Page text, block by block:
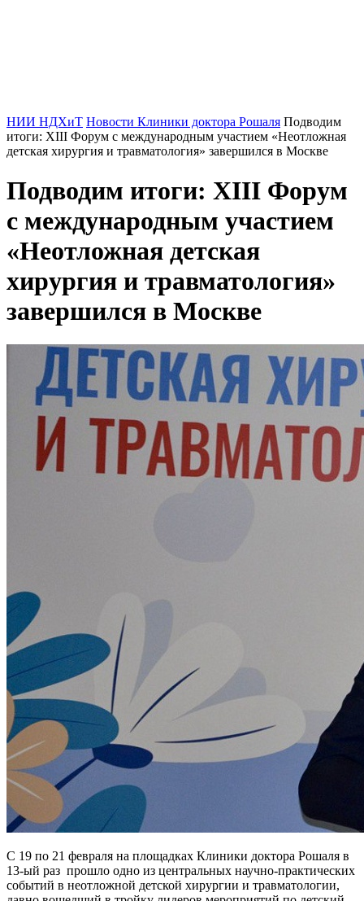
НИИ НДХиТ Новости Клиники доктора Рошаля Подводим
итоги: XIII Форум с международным участием «Неотложная
детская хирургия и травматология» завершился в Москве
Подводим итоги: XIII Форум
с международным участием
«Неотложная детская
хирургия и травматология»
завершился в Москве
С 19 по 21 февраля на площадках Клиники доктора Рошаля в
13-ый раз прошло одно из центральных научно-практических
событий в неотложной детской хирургии и травматологии,